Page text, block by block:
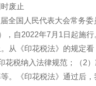
废止
全国人民代表大会常务
，自2022年7月1日起施
从《印花税法》的规定
花税纳入法律规范；（2
。《印花税法》通过后